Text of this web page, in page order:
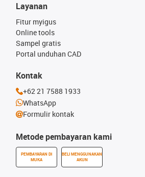
Metode pembayaran kami
PEMBAYARAN DI
MUKA
BELI MENGGUNAKAN
AKUN
Layanan
Fitur myigus
Online tools
Sampel gratis
Portal unduhan CAD
Kontak
+62 21 7588 1933
WhatsApp
Formulir kontak